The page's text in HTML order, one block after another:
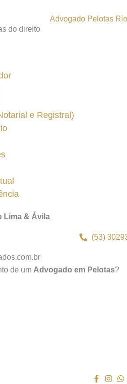
do direito
e Registral)
Lima & Ávila
(53)
de um Advogado em Pelotas?